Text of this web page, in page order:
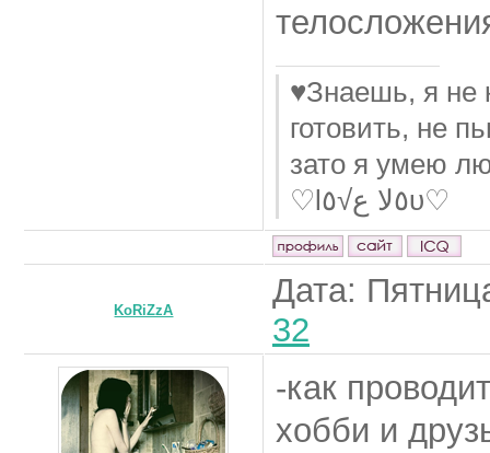
♥Знаешь, я не
готовить, не
зато я умею
♡l٥ﻻ ﻉ√٥υ♡
KoRiZzA
Дата:
32
-как
хобби и